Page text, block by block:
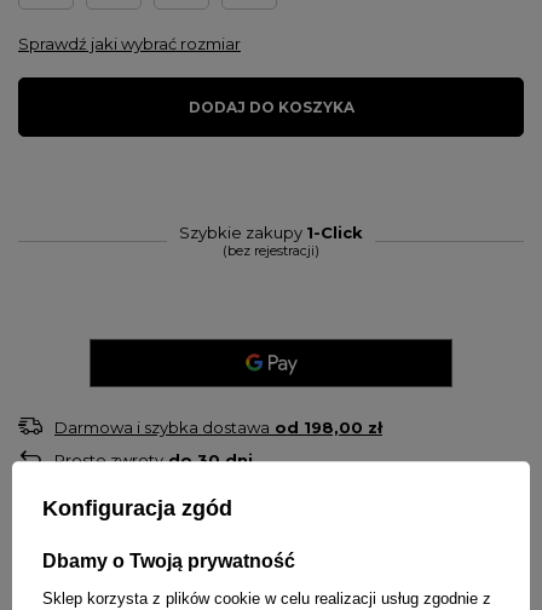
Sprawdź jaki wybrać rozmiar
DODAJ DO KOSZYKA
Szybkie zakupy 1-Click
(bez rejestracji)
Darmowa i szybka dostawa od 198,00 zł
Proste zwrotydo30dni
Bezpieczne zakupy
Konfiguracja zgód
Dbamy o Twoją prywatność
Sklep korzysta z plików cookie w celu realizacji usług zgodnie z